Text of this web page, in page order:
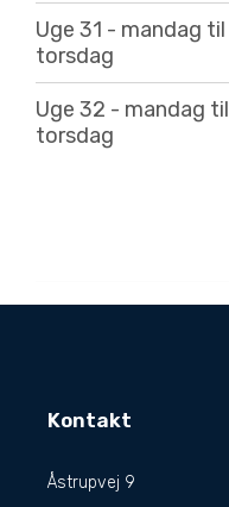
Uge 31 - mandag til
torsdag
Uge 32 - mandag til
torsdag
Kontakt
Åstrupvej 9